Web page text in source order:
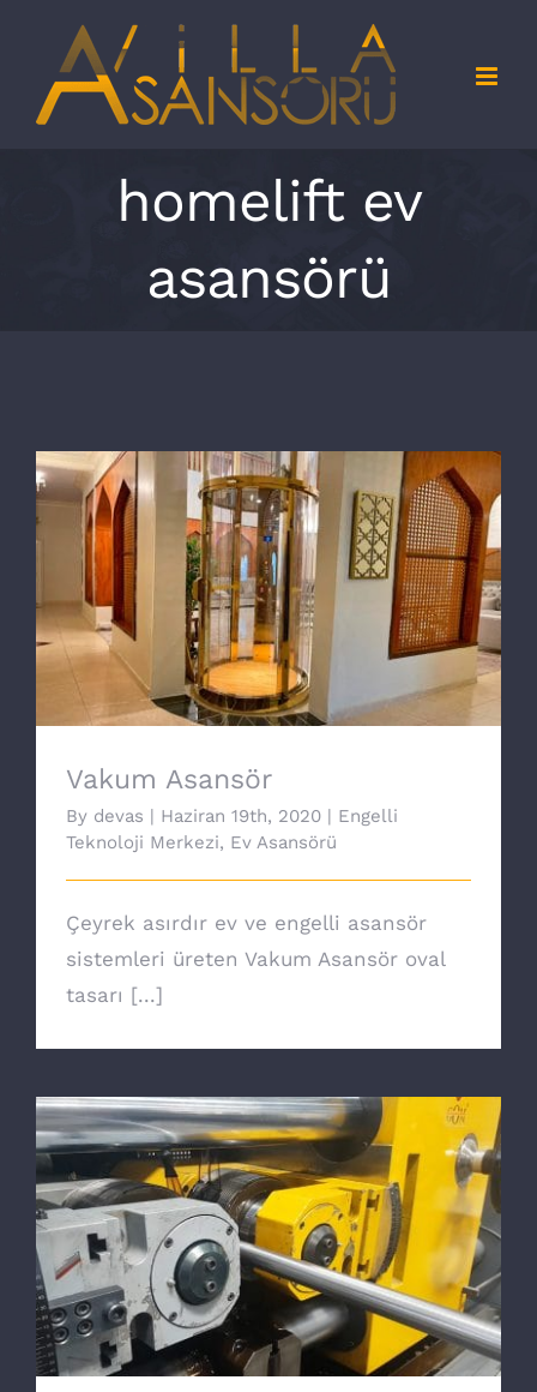
content
homelift ev
asansörü
Vakum Asansör
Vakum Asansör
By devas | Haziran 19th, 2020 | Engelli
Teknoloji Merkezi, Ev Asansörü
Çeyrek asırdır ev ve engelli asansör
sistemleri üreten Vakum Asansör oval
tasarı [...]
Sonsuz Vida Milli Asansör Teknolojileri